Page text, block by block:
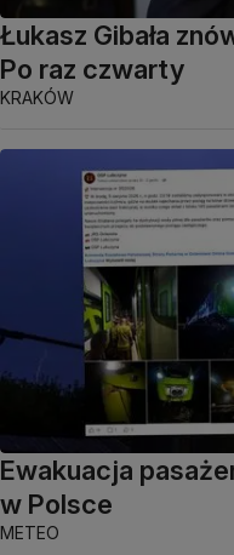
Łukasz Gibała
Po raz czwarty
KRAKÓW
Ewakuacja
w Polsce
METEO